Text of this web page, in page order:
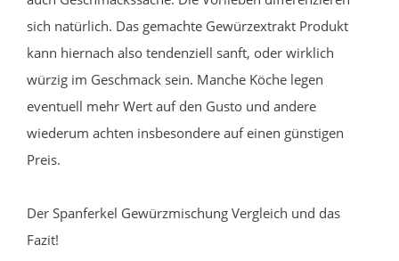
sich natürlich. Das gemachte Gewürzextrakt Produkt
kann hiernach also tendenziell sanft, oder wirklich
würzig im Geschmack sein. Manche Köche legen
eventuell mehr Wert auf den Gusto und andere
wiederum achten insbesondere auf einen günstigen
Preis.
Der Spanferkel Gewürzmischung Vergleich und das
Fazit!